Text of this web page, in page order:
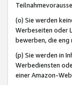
(o) Sie werden
Werbeseiten oder
bewerben, die eng
(p) Sie werden in
Werbediensten
einer Amazon-